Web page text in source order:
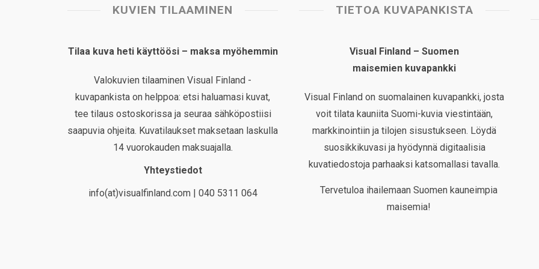
KUVIEN TILAAMINEN
Tilaa kuva heti käyttöösi – maksa myöhemmin
Valokuvien tilaaminen Visual Finland -
kuvapankista on helppoa: etsi haluamasi kuvat,
tee tilaus ostoskorissa ja seuraa sähköpostiisi
saapuvia ohjeita. Kuvatilaukset maksetaan laskulla
14 vuorokauden maksuajalla.
Yhteystiedot
info(at)visualfinland.com | 040 5311 064
TIETOA KUVAPANKISTA
Visual Finland – Suomen
maisemien kuvapankki
Visual Finland on suomalainen kuvapankki, josta
voit tilata kauniita Suomi-kuvia viestintään,
markkinointiin ja tilojen sisustukseen. Löydä
suosikkikuvasi ja hyödynnä digitaalisia
kuvatiedostoja parhaaksi katsomallasi tavalla.
Tervetuloa ihailemaan Suomen kauneimpia
maisemia!